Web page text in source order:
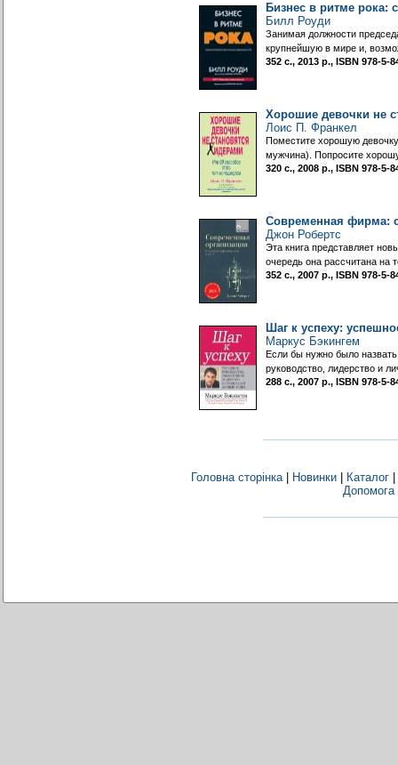
Бизнес в ритме рока:
Билл Роуди
Занимая должности
крупнейшую в мире и,
352 с., 2013 р., ISBN 978-5-
Хорошие девочки не
Лоис П. Франкел
Поместите хорошую
мужчина). Попросите
320 с., 2008 р., ISBN 978-5-
Современная фирма:
Джон Робертс
Эта книга представляет
очередь она рассчитана на
352 с., 2007 р., ISBN 978-5-
Шаг к успеху:
Маркус Бэкингем
Если бы нужно было
руководство, лидерство и
288 с., 2007 р., ISBN 978-5-
Головна сторінка| Новинки| Каталог|
Допомога